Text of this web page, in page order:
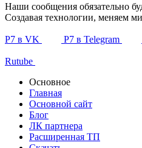
Наши сообщения обязательно
Создавая технологии, меняем
Р7 в VK Р7 в Telegram
Rutube
Основное
Главная
Основной сайт
Блог
ЛК партнера
Расширенная ТП